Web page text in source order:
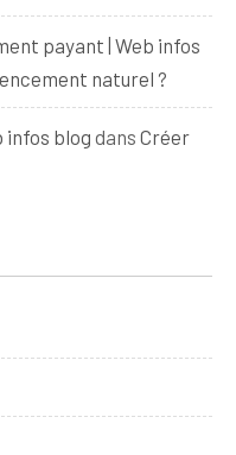
payant | Web infos
naturel ?
infos blogdans Créer